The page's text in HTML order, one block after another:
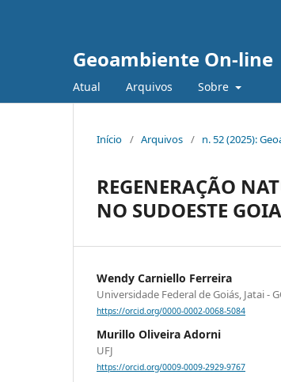
Geoambiente On-line
Atual Arquivos Sobre
Início / Arquivos / n. 52 (2025):
REGENERAÇÃO
NO SUDOESTE
Wendy Carniello Ferreira
Universidade Federal de Goiás, Jatai -
https://orcid.org/0000-0002-0068-5084
Murillo Oliveira Adorni
UFJ
https://orcid.org/0009-0009-2929-9767